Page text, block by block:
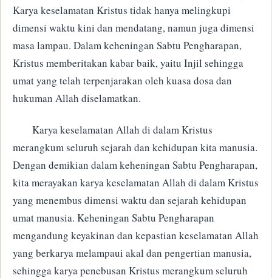
Karya keselamatan Kristus tidak hanya melingkupi
dimensi waktu kini dan mendatang, namun juga dimensi
masa lampau. Dalam keheningan Sabtu Pengharapan,
Kristus memberitakan kabar baik, yaitu Injil sehingga
umat yang telah terpenjarakan oleh kuasa dosa dan
hukuman Allah diselamatkan.
Karya keselamatan Allah di dalam Kristus
merangkum seluruh sejarah dan kehidupan kita manusia.
Dengan demikian dalam keheningan Sabtu Pengharapan,
kita merayakan karya keselamatan Allah di dalam Kristus
yang menembus dimensi waktu dan sejarah kehidupan
umat manusia. Keheningan Sabtu Pengharapan
mengandung keyakinan dan kepastian keselamatan Allah
yang berkarya melampaui akal dan pengertian manusia,
sehingga karya penebusan Kristus merangkum seluruh